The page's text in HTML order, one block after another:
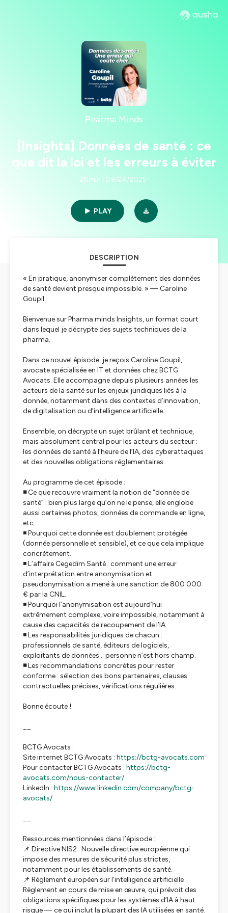
Pharma Minds
[Insights] Données de santé : ce
que dit la loi et les erreurs à éviter
20min | 09/24/2025
PLAY
DESCRIPTION
« En pratique, anonymiser complètement des données
de santé devient presque impossible. » — Caroline
Goupil
Bienvenue surPharma minds Insights, un format court
dans lequel je décrypte des sujets techniques de la
pharma.
Dans ce nouvel épisode, je reçois Caroline Goupil,
avocate spécialisée en IT et données chez BCTG
Avocats. Elle accompagne depuis plusieurs années les
acteurs de la santé sur les enjeux juridiques liés à la
donnée, notamment dans des contextes d’innovation,
de digitalisation ou d’intelligence artificielle.
Ensemble, on décrypte un sujet brûlant et technique,
mais absolument central pour les acteurs du secteur :
les données de santé à l’heure de l’IA, des cyberattaques
et des nouvelles obligations réglementaires.
Au programme de cet épisode :
◾️Ce que recouvre vraiment la notion de “donnée de
santé” : bien plus large qu’on ne le pense, elle englobe
aussi certaines photos, données de commande en ligne,
etc.
◾️ Pourquoi cette donnée est doublement protégée
(donnée personnelleet sensible), et ce que cela implique
concrètement.
◾️ L’affaire Cegedim Santé : comment une erreur
d’interprétation entre anonymisation et
pseudonymisation a mené à une sanction de 800 000
€ par la CNIL.
◾️ Pourquoi l’anonymisation est aujourd’hui
extrêmement complexe, voire impossible, notamment à
cause des capacités de recoupement de l’IA.
◾️ Les responsabilités juridiques de chacun :
professionnels de santé, éditeurs de logiciels,
exploitants de données… personne n’est hors champ.
◾️Les recommandations concrètes pour rester
conforme : sélection des bons partenaires, clauses
contractuelles précises, vérifications régulières.
Bonne écoute !
BCTG Avocats :
Site internet BCTG Avocats : https://bctg-avocats.com
Pour contacter BCTG Avocats : https://bctg-
avocats.com/nous-contacter/
LinkedIn : https://www.linkedin.com/company/bctg-
avocats/
Ressources mentionnées dans l’épisode :
📌 Directive NIS2 : Nouvelle directive européenne qui
impose des mesures de sécurité plus strictes,
notamment pour les établissements de santé.
📌 Règlement européen sur l’intelligence artificielle :
Règlement en cours de mise en œuvre, qui prévoit des
obligations spécifiques pour les systèmes d’IA à haut
risque — ce qui inclut la plupart des IA utilisées en santé.